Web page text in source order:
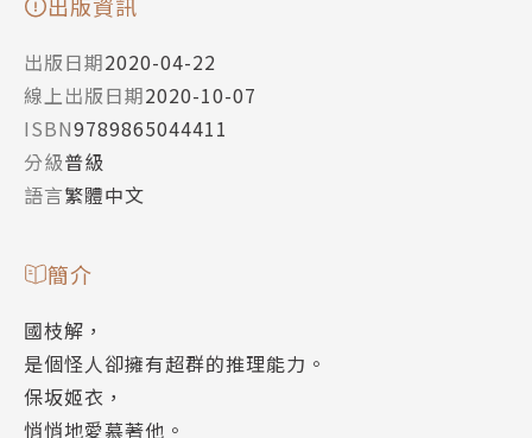
出版日期2020-04-22
線上出版日期2020-10-07
ISBN9789865044411
分級普級
語言繁體中文
簡介
國枝解，
是個怪人卻擁有超群的推理能力。
保坂姬衣，
悄悄地愛慕著他。